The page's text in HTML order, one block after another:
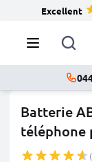
Excellent
Batterie
téléphone